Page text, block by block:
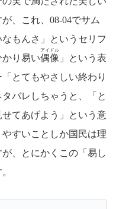
、これ、08-04でサム
もんさ」というセリフ
り易い偶像
アイドル
」という表
とてもやさしい終わり
バレしちゃうと、「と
てあげよう」という意
すいことしか国民は理
、とにかくこの「易し